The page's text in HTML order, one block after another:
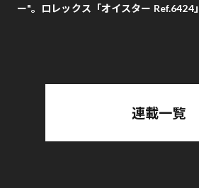
ー"。ロレックス「オイスター Ref.6424」
連載一覧